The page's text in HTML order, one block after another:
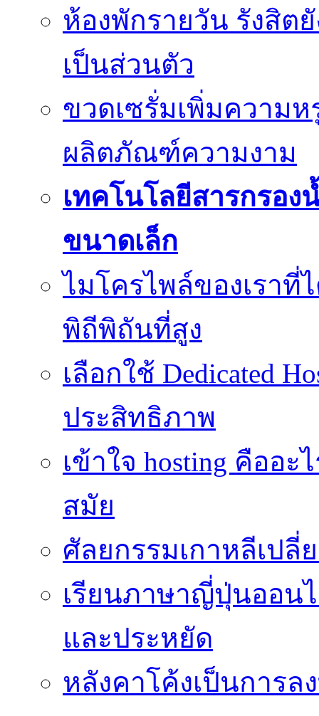
ห้องพักรายวัน รังสิต
เป็นส่วนตัว
ขวดเซรั่มเพิ่มความ
ผลิตภัณฑ์ความงาม
เทคโนโลยีสารกรอ
ขนาดเล็ก
ไมโครไพล์ของเรา
พิถีพิถันที่สูง
เลือกใช้ Dedicated
ประสิทธิภาพ
เข้าใจ hosting คืออ
สมัย
ศัลยกรรมเกาหลีเปลี่
เรียนภาษาญี่ปุ่นออน
และประหยัด
หลังคาโค้งเป็นการ